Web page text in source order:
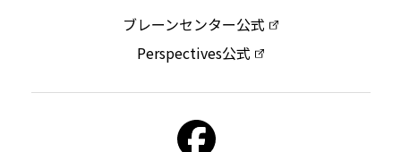
ブレーンセンター公式
Perspectives公式